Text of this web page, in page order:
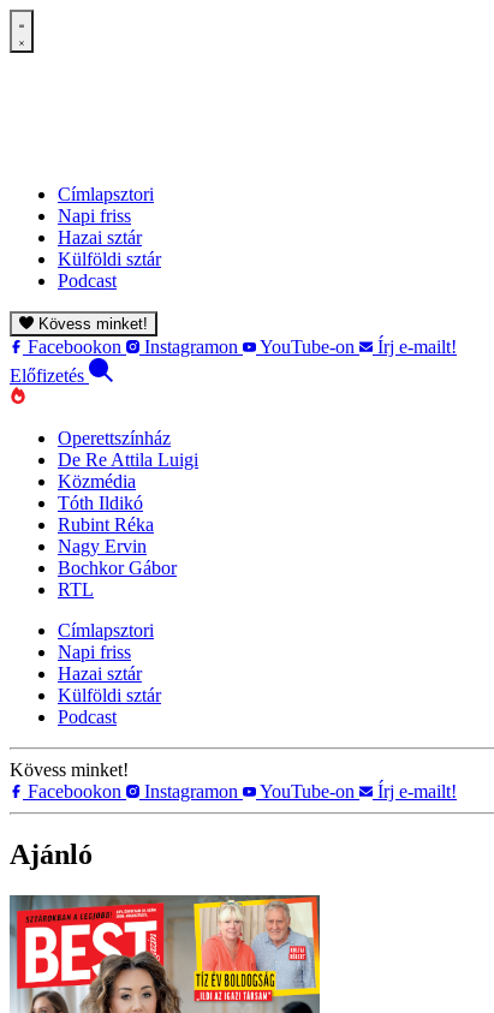
Címlapsztori
Napi friss
Hazai sztár
Külföldi sztár
Podcast
Kövess minket!
Facebookon Instagramon YouTube-on
Írj e-mailt!
Előfizetés
Operettszínház
De Re Attila Luigi
Közmédia
Tóth Ildikó
Rubint Réka
Nagy Ervin
Bochkor Gábor
RTL
Címlapsztori
Napi friss
Hazai sztár
Külföldi sztár
Podcast
Kövess minket!
Facebookon
Instagramon YouTube-on Írj e-mailt!
Ajánló